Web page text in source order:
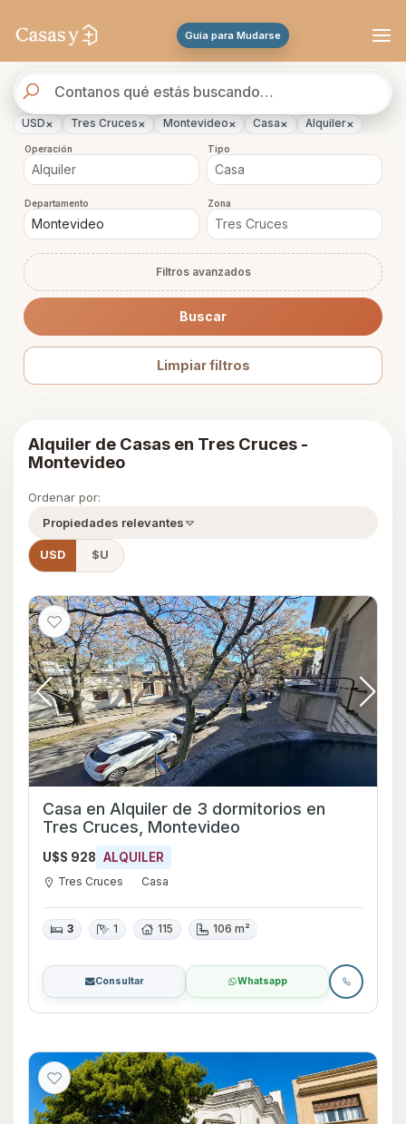
Guia para Mudarse
de
propiedades
USD× Tres Cruces× Montevideo× Casa× Alquiler×
Operación Tipo
Departamento Zona
Filtros avanzados
Buscar
Limpiar filtros
Alquiler de Casas en Tres Cruces -
Montevideo
Ordenar por:
Propiedades relevantes
USD $U
Casa en Alquiler de 3 dormitorios en
Tres Cruces, Montevideo
U$S 928 ALQUILER
Tres Cruces Casa
3 1 115 106 m²
Consultar Whatsapp